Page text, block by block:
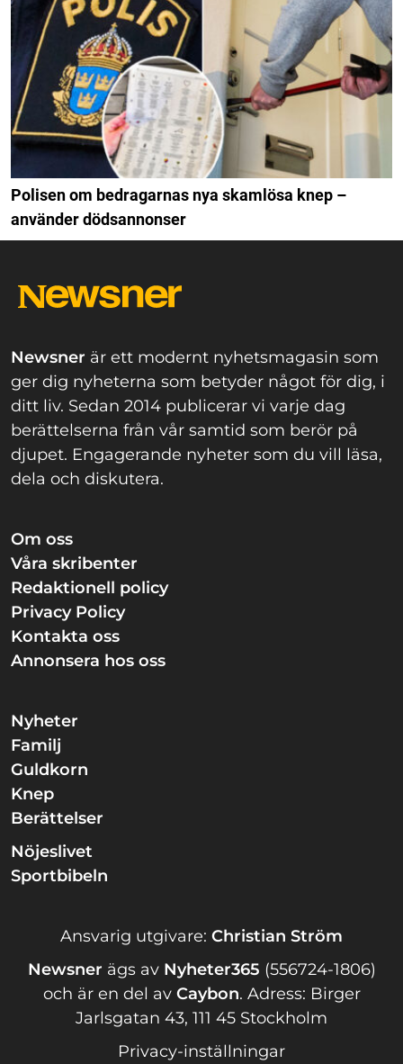
Polisen om bedragarnas nya skamlösa knep –
använder dödsannonser
Newsner är ett modernt nyhetsmagasin som
ger dig nyheterna som betyder något för dig, i
ditt liv. Sedan 2014 publicerar vi varje dag
berättelserna från vår samtid som berör på
djupet. Engagerande nyheter som du vill läsa,
dela och diskutera.
Om oss
Våra skribenter
Redaktionell policy
Privacy Policy
Kontakta oss
Annonsera hos oss
Nyheter
Familj
Guldkorn
Knep
Berättelser
Nöjeslivet
Sportbibeln
Ansvarig utgivare: Christian Ström
Newsner ägs av Nyheter365 (556724-1806)
och är en del av Caybon. Adress: Birger
Jarlsgatan 43, 111 45 Stockholm
Privacy-inställningar